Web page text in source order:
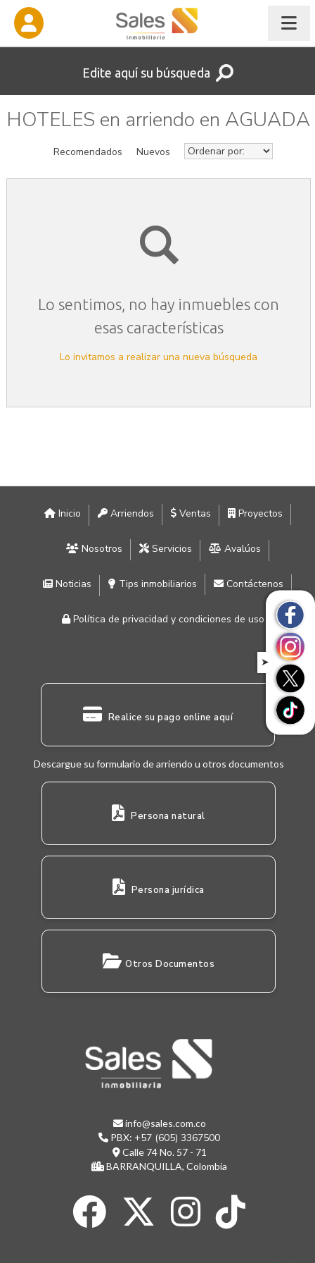
Edite aquí su búsqueda
HOTELES en arriendo en AGUADA
Recomendados Nuevos
Lo sentimos, no hay inmuebles con
esas características
Lo invitamos a realizar una nueva búsqueda
Inicio Arriendos Ventas Proyectos
Nosotros Servicios Avalúos
Noticias Tips inmobiliarios Contáctenos
Política de privacidad y condiciones de uso
Realice su pago online aquí
Descargue su formulario de arriendo u otros documentos
Persona natural
Persona jurídica
Otros Documentos
info@sales.com.co
PBX: +57 (605) 3367500
Calle 74 No. 57 - 71
BARRANQUILLA, Colombia
➤